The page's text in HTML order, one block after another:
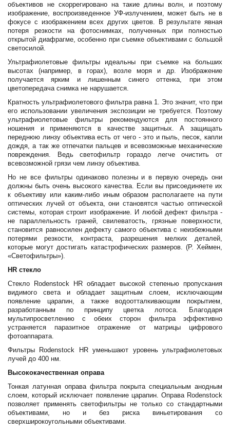
объективов не скоррегировано на такие длины волн, и поэтому
изображение, воспроизведенное УФ-излучением, может быть не в
фокусе с изображением всех других цветов. В результате явная
потеря резкости на фотоснимках, полученных при полностью
открытой диафрагме, особенно при съемке объективами с большой
светосилой.
Ультрафиолетовые фильтры идеальны при съемке на больших
высотах (например, в горах), возле моря и др. Изображение
получается ярким и лишенным синего оттенка, при этом
цветопередача снимка не нарушается.
Кратность ультрафиолетового фильтра равна 1. Это значит, что при
его использовании увеличения экспозиции не требуется. Поэтому
ультрафиолетовые фильтры рекомендуются для постоянного
ношения и применяются в качестве защитных. А защищать
переднюю линзу объектива есть от чего - это и пыль, песок, капли
дождя, а так же отпечатки пальцев и всевозможные механические
повреждения. Ведь светофильтр гораздо легче очистить от
всевозможной грязи чем линзу объектива.
Но не все фильтры одинаково полезны и в первую очередь они
должны быть очень высокого качества. Если вы присоединяете их
к объективу или каким-либо иным образом располагаете на пути
оптических лучей от объекта, они становятся частью оптической
системы, которая строит изображение. И любой дефект фильтра -
не параллельность граней, свилеватость, грязные поверхности,
становится равносилен дефекту самого объектива с неизбежными
потерями резкости, контраста, разрешения мелких деталей,
которые могут достигать катастрофических размеров. (Р. Хеймен,
«Светофильтры»).
HR стекло
Стекло Rodenstock HR обладает высокой степенью пропускания
видимого света и обладает защитным слоем, исключающим
появление царапин, а также водоотталкивающим покрытием,
разработанным по принципу цветка лотоса. Благодаря
мультипросветлению с обеих сторон фильтра эффективно
устраняется паразитное отражение от матрицы цифрового
фотоаппарата.
Фильтры Rodenstock HR уменьшают уровень ультрафиолетовых
лучей до 400 нм.
Высококачественная оправа
Тонкая латунная оправа фильтра покрыта специальным анодным
слоем, который исключает появление царапин. Оправа Rodenstock
позволяет применять светофильтры не только со стандартными
объективами, но и без риска виньетирования со
сверхширокоугольными объективами.